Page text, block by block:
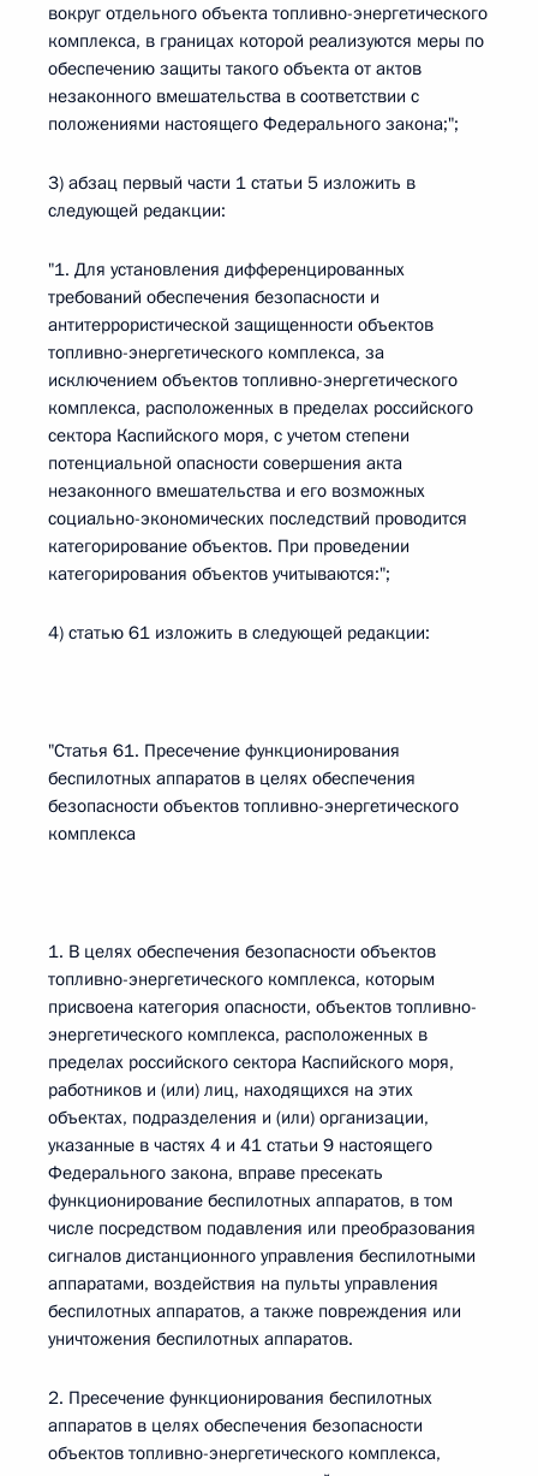
вокруг отдельного объекта топливно-энергетического
комплекса, в границах которой реализуются меры по
обеспечению защиты такого объекта от актов
незаконного вмешательства в соответствии с
положениями настоящего Федерального закона;";
3) абзац первый части 1 статьи 5 изложить в
следующей редакции:
"1. Для установления дифференцированных
требований обеспечения безопасности и
антитеррористической защищенности объектов
топливно-энергетического комплекса, за
исключением объектов топливно-энергетического
комплекса, расположенных в пределах российского
сектора Каспийского моря, с учетом степени
потенциальной опасности совершения акта
незаконного вмешательства и его возможных
социально-экономических последствий проводится
категорирование объектов. При проведении
категорирования объектов учитываются:";
4) статью 61 изложить в следующей редакции:
"Статья 61. Пресечение функционирования
беспилотных аппаратов в целях обеспечения
безопасности объектов топливно-энергетического
комплекса
1. В целях обеспечения безопасности объектов
топливно-энергетического комплекса, которым
присвоена категория опасности, объектов топливно-
энергетического комплекса, расположенных в
пределах российского сектора Каспийского моря,
работников и (или) лиц, находящихся на этих
объектах, подразделения и (или) организации,
указанные в частях 4 и 41 статьи 9 настоящего
Федерального закона, вправе пресекать
функционирование беспилотных аппаратов, в том
числе посредством подавления или преобразования
сигналов дистанционного управления беспилотными
аппаратами, воздействия на пульты управления
беспилотных аппаратов, а также повреждения или
уничтожения беспилотных аппаратов.
2. Пресечение функционирования беспилотных
аппаратов в целях обеспечения безопасности
объектов топливно-энергетического комплекса,